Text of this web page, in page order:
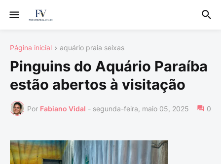
Página inicial aquário praia seixas
Pinguins do Aquário Paraíba
estão abertos à visitação
Por Fabiano Vidal - segunda-feira, maio 05, 2025 0